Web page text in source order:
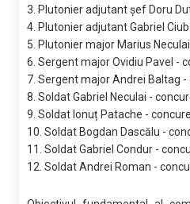
3. Plutonier adjutant șef Doru
4. Plutonier adjutant Gabriel
5. Plutonier major Marius
6. Sergent major Ovidiu Pavel -
7. Sergent major Andrei Baltag
8. Soldat Gabriel Neculai -
9. Soldat Ionuț Patache -
10. Soldat Bogdan Dascălu -
11. Soldat Gabriel Condur -
12. Soldat Andrei Roman -